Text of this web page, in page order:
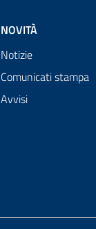
NOVITÀ
Notizie
Comunicati stampa
Avvisi